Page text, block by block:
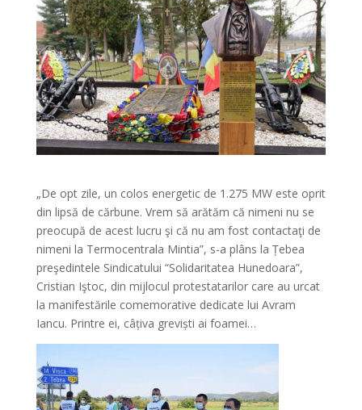
„De opt zile, un colos energetic de 1.275 MW este oprit
din lipsă de cărbune. Vrem să arătăm că nimeni nu se
preocupă de acest lucru şi că nu am fost contactaţi de
nimeni la Termocentrala Mintia”, s-a plâns la Țebea
preşedintele Sindicatului “Solidaritatea Hunedoara”,
Cristian Iştoc, din mijlocul protestatarilor care au urcat
la manifestările comemorative dedicate lui Avram
Iancu. Printre ei, câțiva greviști ai foamei…